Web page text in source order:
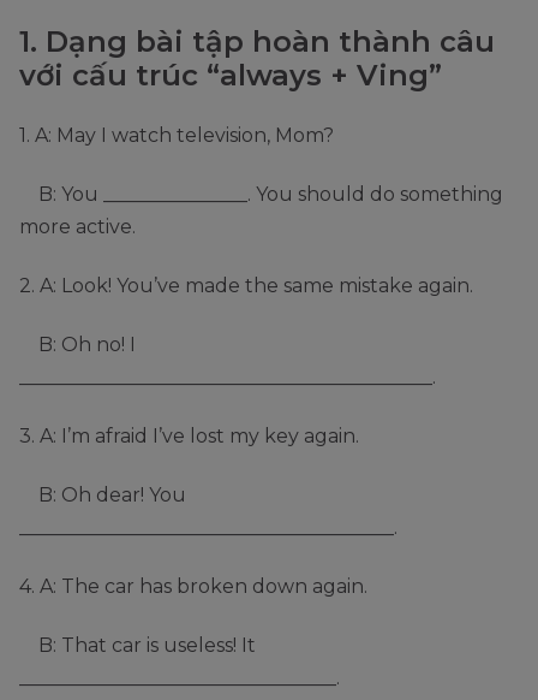
1. Dạng bài tập hoàn thành câu
với cấu trúc “always + Ving”
1. A: May I watch television, Mom?
B: You _______________. You should do something
more active.
2. A: Look! You’ve made the same mistake again.
B: Oh no! I
___________________________________________.
3. A: I’m afraid I’ve lost my key again.
B: Oh dear! You
_______________________________________.
4. A: The car has broken down again.
B: That car is useless! It
_________________________________.